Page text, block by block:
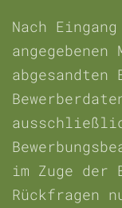
Nach
abgesandten
im Zuge der
Rückfragen